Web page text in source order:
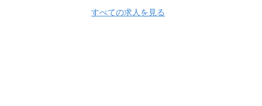
すべての求人を見る